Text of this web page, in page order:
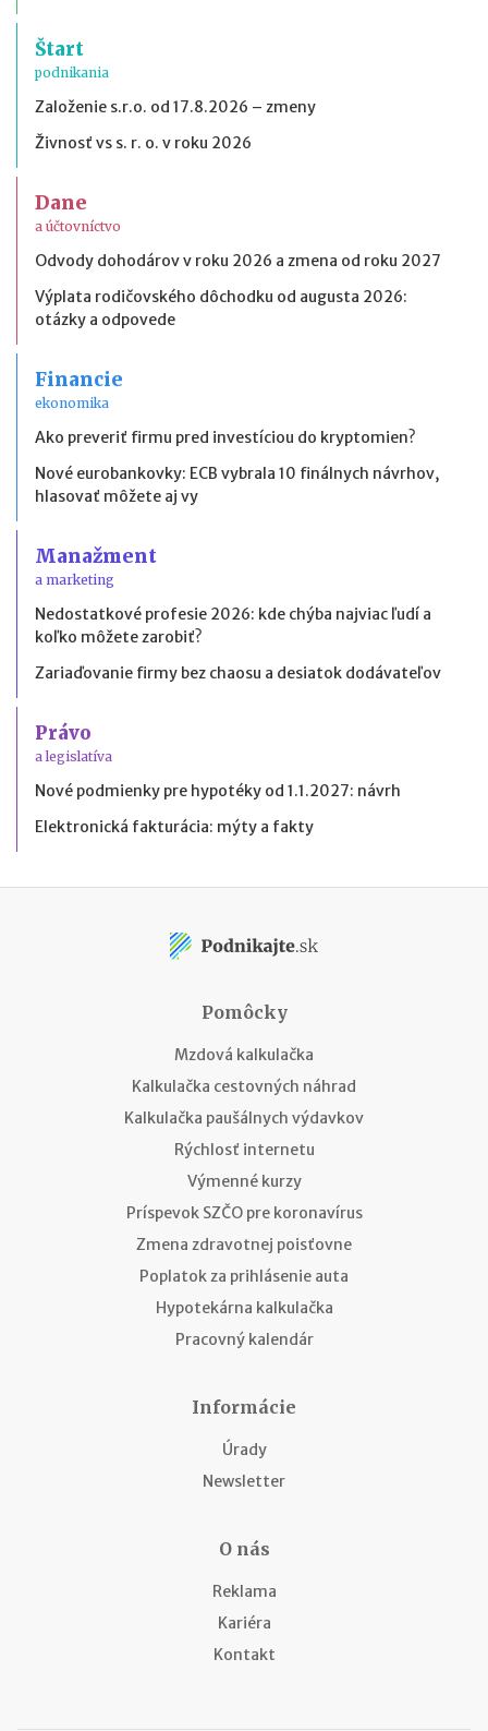
Štart
podnikania
Založenie s.r.o. od 17.8.2026 – zmeny
Živnosť vs s. r. o. v roku 2026
Dane
a účtovníctvo
Odvody dohodárov v roku 2026 a zmena od roku 2027
Výplata rodičovského dôchodku od augusta 2026:
otázky a odpovede
Financie
ekonomika
Ako preveriť firmu pred investíciou do kryptomien?
Nové eurobankovky: ECB vybrala 10 finálnych návrhov,
hlasovať môžete aj vy
Manažment
a marketing
Nedostatkové profesie 2026: kde chýba najviac ľudí a
koľko môžete zarobiť?
Zariaďovanie firmy bez chaosu a desiatok dodávateľov
Právo
a legislatíva
Nové podmienky pre hypotéky od 1.1.2027: návrh
Elektronická fakturácia: mýty a fakty
Pomôcky
Mzdová kalkulačka
Kalkulačka cestovných náhrad
Kalkulačka paušálnych výdavkov
Rýchlosť internetu
Výmenné kurzy
Príspevok SZČO pre koronavírus
Zmena zdravotnej poisťovne
Poplatok za prihlásenie auta
Hypotekárna kalkulačka
Pracovný kalendár
Informácie
Úrady
Newsletter
O nás
Reklama
Kariéra
Kontakt